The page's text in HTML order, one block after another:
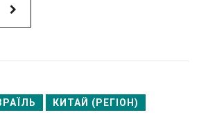
КИТАЙ (РЕГІОН)